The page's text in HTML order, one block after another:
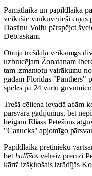
Pamatlaikā un papildlaikā
veikušie vankūverieši cīņas
Dastinu Volfu pārspējot
Debraskam.
Otrajā trešdaļā veiksmīgs
uzbrucējam Žonatanam
tam izmantotu vairākumu
gadam Floridas "Panthers"
spēlēs pa 24 vārtu
Trešā cēliena ievadā abām
pārsvara gadījumus, bet
beigām Eliass Petešons
"Canucks" apjomīgo
Papildlaikā pretinieku
bet bullīšos vēlreiz precīzi
kārtā izšķirošais izrādījās